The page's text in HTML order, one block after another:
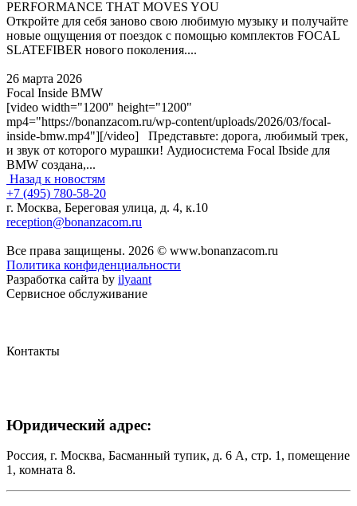
PERFORMANCE THAT MOVES YOU
Откройте для себя заново свою любимую музыку и получайте
новые ощущения от поездок с помощью комплектов FOCAL
SLATEFIBER нового поколения....
26 марта 2026
Focal Inside BMW
[video width="1200" height="1200"
mp4="https://bonanzacom.ru/wp-content/uploads/2026/03/focal-
inside-bmw.mp4"][/video] Представьте: дорога, любимый трек,
и звук от которого мурашки! Аудиосистема Focal Ibside для
BMW создана,...
Назад к новостям
+7 (495) 780-58-20
г. Москва, Береговая улица, д. 4, к.10
reception@bonanzacom.ru
Все права защищены. 2026 © www.bonanzacom.ru
Политика конфиденциальности
Разработка сайта by ilyaant
Сервисное обслуживание
Контакты
Юридический адрес:
Россия, г. Москва, Басманный тупик, д. 6 А, стр. 1, помещение
1, комната 8.